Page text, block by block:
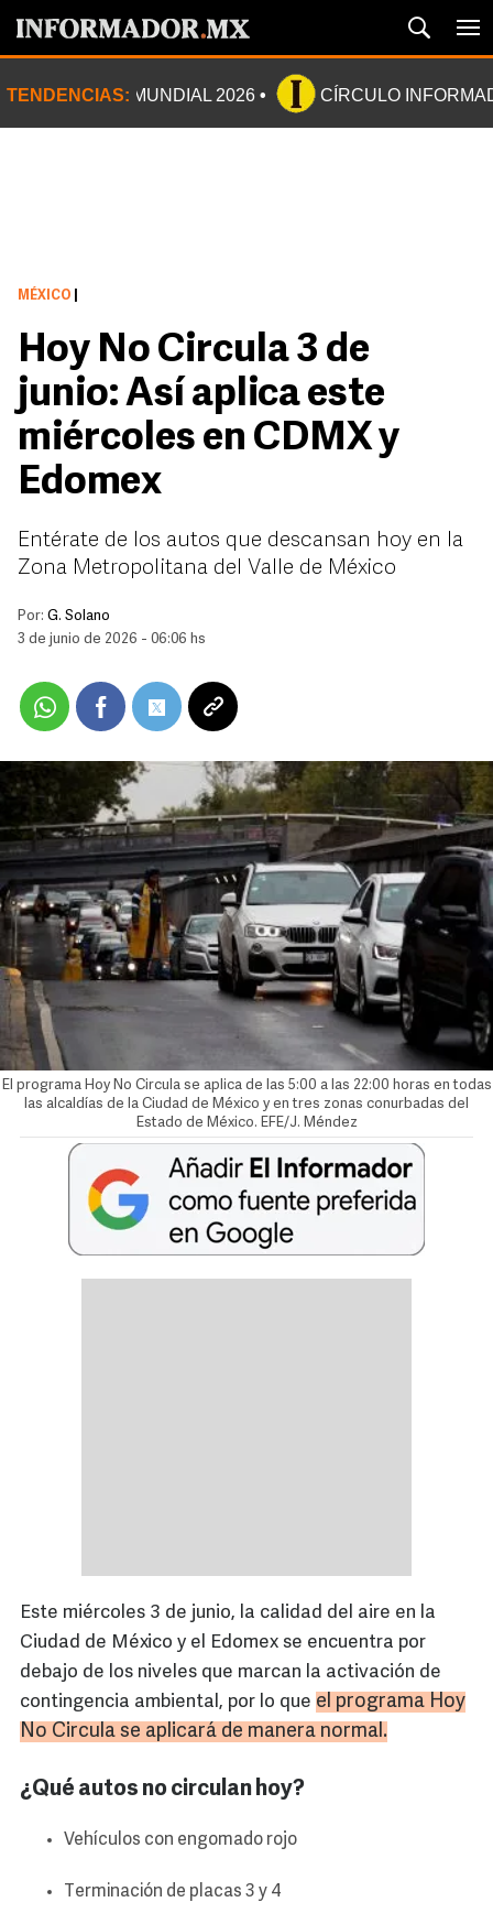
TENDENCIAS: MUNDIAL 2026 CÍRCULO
MÉXICO
Hoy No Circula 3 de
junio: Así aplica este
miércoles en CDMX y
Edomex
Entérate de los autos que descansan hoy en la
Zona Metropolitana del Valle de México
Por: G. Solano
3 de junio de 2026 - 06:06 hs
El programa Hoy No Circula se aplica de las 5:00 a las 22:00 horas en todas
las alcaldías de la Ciudad de México y en tres zonas conurbadas del
Estado de México. EFE/J. Méndez
Este miércoles 3 de junio, la calidad del aire en la
Ciudad de México y el Edomex se encuentra por
debajo de los niveles que marcan la activación de
contingencia ambiental, por lo que el programa Hoy
No Circula se aplicará de manera normal.
¿Qué autos no circulan hoy?
Vehículos con engomado rojo
Terminación de placas 3 y 4